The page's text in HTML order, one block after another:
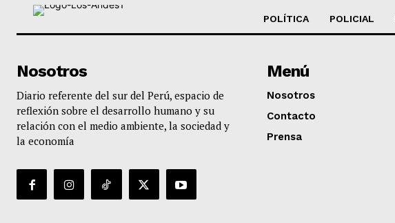
POLÍTICA POLICIAL
Nosotros
Diario referente del sur del Perú, espacio de
reflexión sobre el desarrollo humano y su
relación con el medio ambiente, la sociedad y
la economía
Menú
Nosotros
Contacto
Prensa